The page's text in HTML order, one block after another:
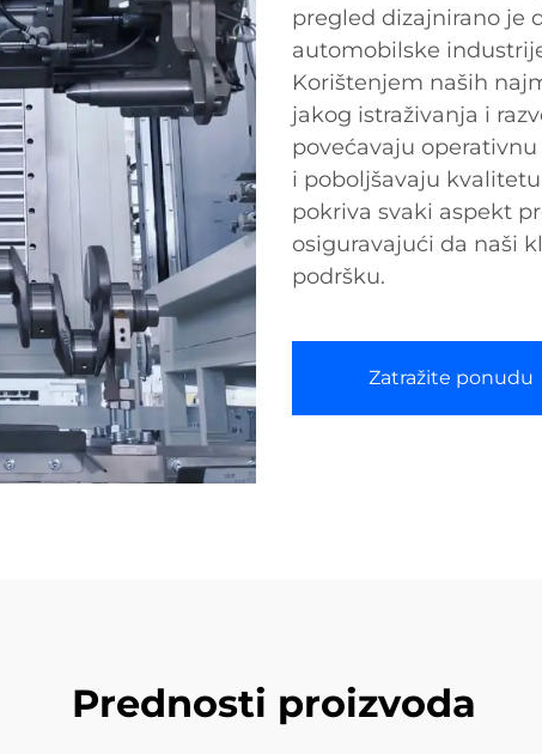
pregled dizajnirano je
automobilske
Korištenjem naših
jakog istraživanja i
povećavaju
i poboljšavaju
pokriva svaki aspekt
osiguravajući da naši
podršku.
Zatražite ponudu
Prednosti proizvoda